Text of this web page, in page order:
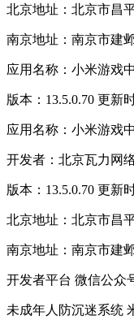
北京地址：北京市昌
南京地址：南京市建
应用名称：小米游戏
版本：13.5.0.70 更新
应用名称：小米游戏
开发者：北京瓦力网
版本：13.5.0.70 更新
北京地址：北京市昌
南京地址：南京市建
开发者平台 微信公众
未成年人防沉迷系统